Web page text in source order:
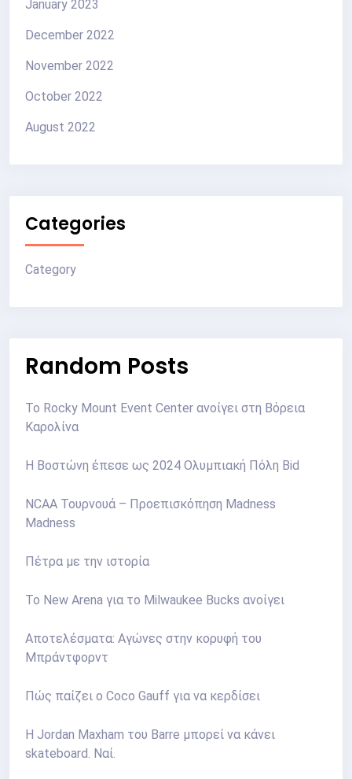
January 2023
December 2022
November 2022
October 2022
August 2022
Categories
Category
Random Posts
Το Rocky Mount Event Center ανοίγει στη Βόρεια
Καρολίνα
Η Βοστώνη έπεσε ως 2024 Ολυμπιακή Πόλη Bid
NCAA Τουρνουά – Προεπισκόπηση Madness
Madness
Πέτρα με την ιστορία
Το New Arena για το Milwaukee Bucks ανοίγει
Αποτελέσματα: Αγώνες στην κορυφή του
Μπράντφορντ
Πώς παίζει ο Coco Gauff για να κερδίσει
Η Jordan Maxham του Barre μπορεί να κάνει
skateboard. Ναί.